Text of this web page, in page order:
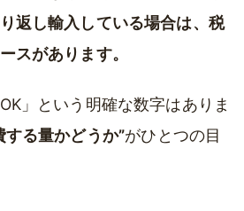
返し輸入している場合は、税
スがあります。
」という明確な数字はありま
する量かどうか”がひとつの目